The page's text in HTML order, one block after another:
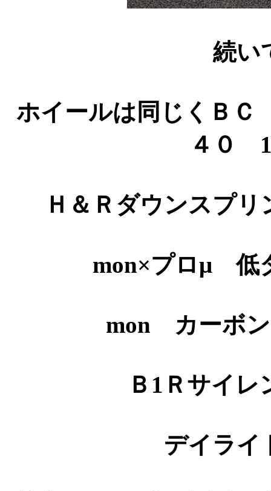
続い
ホイールは同じくＢ
４０
Ｈ＆Ｒダウンスプ
mon×プロμ 低
mon カーボン
Ｂ1Ｒサイ
デイライ